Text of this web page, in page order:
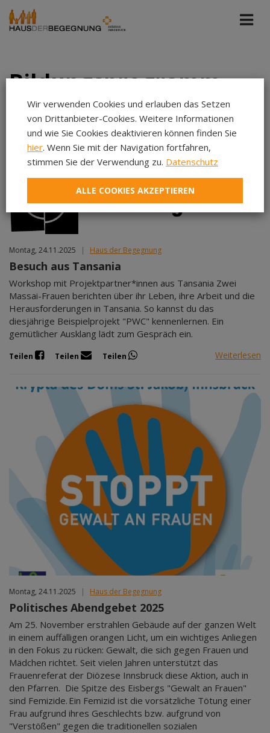
Bildungsprogramm
Alle Portale Kommende Veranstaltungen
Aug 2026
Sep 2026
Okt 2026
Nov 2026
Jan 2027
Apr 2027
Mai 2027
Jun 2027
Jul 2027
Montag, 24.11.2025 | Haus der Begegnung
Besuch aus Tansania
Workshop mit Projektpartner*innen aus Tansania Zwei
Massai-Frauen berichten über ihr Leben, ihre Arbeit und die
Herausforderungen in Tansania. So kannst du das
diesjährige Beispielprojekt "PWC" kennenlernen. Ein
gemütlicher Ausklang lädt zum Gespräch ein.
Teilen Teilen Teilen Weiterlesen
Montag, 24.11.2025 | Haus der Begegnung
Politisches Abendgebet 2025
Am 25. November erstrahlen Gebäude auf der ganzen Welt
in einem auffälligen orangen Licht, um ein wichtiges Anliegen
in den Fokus zu rücken: Gewalt, die sich gegen Frauen und
Mädchen richtet. Seit vielen Jahren unterstützt das
Frauenreferat der Diözese Innsbruck diese Aktion, auch in
den Pfarren. Die Spitze des Eisbergs "Gewalt an Frauen"
sind Femizide. Ein Femizid ist die vorsätzliche Tötung einer
Frau aufgrund ihres Geschlechts bzw. aufgrund von
"Verstößen" gegen die traditionellen sozialen
Wir verwenden Cookies und erlauben das Setzen
von Drittanbieter-Cookies. Weitere Informationen
und wie Sie Cookies deaktivieren können finden Sie
hier. Wenn Sie mit der Navigation fortfahren,
stimmen Sie der Verwendung zu. Datenschutz
ALLE COOKIES AKZEPTIEREN